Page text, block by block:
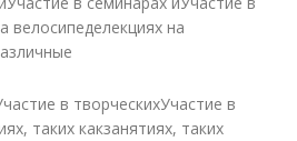
велосипеделекциях на
в творческихУчастие в
таких какзанятиях, таких